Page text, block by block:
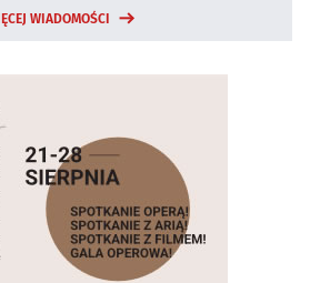
WIADOMOŚCI